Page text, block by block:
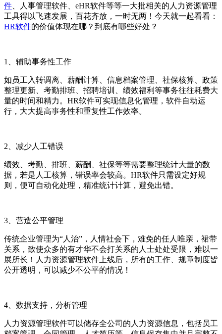
件 、人事管理软件、 eHR软件等等一大批相关的人力资源管理
工具得以飞速发展，百花齐放，一时无两！今天就一起看看：
HR软件的价值体现在哪？到底有哪些好处？
1 辅助事务性工作
如员工入转调离、薪酬计算、信息档案管理、社保核算、政策
整理更新、考勤排班、招聘培训、绩效福利等事务往往耗费大
量的时间和精力。 HR软件可实现信息化管理，软件自动运
行，大大提高事务性和重复性工作效率。
2 、减少人工错误
绩效、考勤、排班、薪酬、社保等等需要整理统计大量的数
据，若是人工核算，错误率会较高。 HR软件只需设定好规
则，便可自动化处理，精准统计计算，避免出错。
3 营造公平管理
传统企业管理为“人治”，人情社会下，难免的任人唯亲，裙带
关系，致使众多的有才华不会打关系的人士处处受限，难以一
展所长！ 人力资源管理软件上线后，所有的工作、规章制度皆
公开透明，可以减少不公平的情况！
4 数据支持，分析管理
人力资源管理软件可以储存全公司的人力资源信息，包括员工